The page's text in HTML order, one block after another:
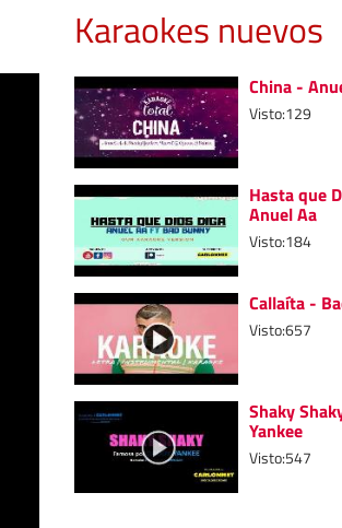
Karaokes nuevos
China -
Visto:129
Hasta que
Anuel Aa
Visto:184
Callaíta -
Visto:657
Shaky
Yankee
Visto:547